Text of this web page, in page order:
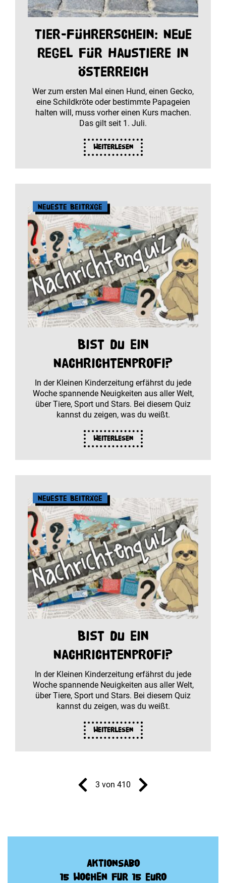
Tier-Führerschein: Neue
Regel für Haustiere in
Österreich
Wer zum ersten Mal einen Hund, einen Gecko,
eine Schildkröte oder bestimmte Papageien
halten will, muss vorher einen Kurs machen.
Das gilt seit 1. Juli.
Weiterlesen
Neueste Beiträge
Bist du ein
Nachrichtenprofi?
In der Kleinen Kinderzeitung erfährst du jede
Woche spannende Neuigkeiten aus aller Welt,
über Tiere, Sport und Stars. Bei diesem Quiz
kannst du zeigen, was du weißt.
Weiterlesen
Neueste Beiträge
Bist du ein
Nachrichtenprofi?
In der Kleinen Kinderzeitung erfährst du jede
Woche spannende Neuigkeiten aus aller Welt,
über Tiere, Sport und Stars. Bei diesem Quiz
kannst du zeigen, was du weißt.
Weiterlesen
3 von 410
Aktionsabo
15 Wochen für 15 Euro